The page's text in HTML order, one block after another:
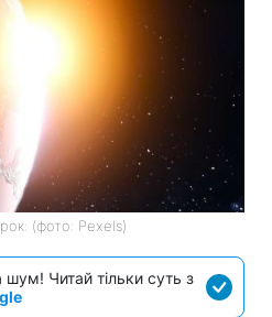
(фото: Pexels)
Читай тільки суть з